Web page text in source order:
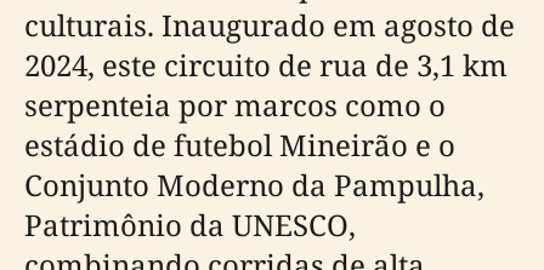
culturais. Inaugurado em agosto de
2024, este circuito de rua de 3,1 km
serpenteia por marcos como o
estádio de futebol Mineirão e o
Conjunto Moderno da Pampulha,
Patrimônio da UNESCO,